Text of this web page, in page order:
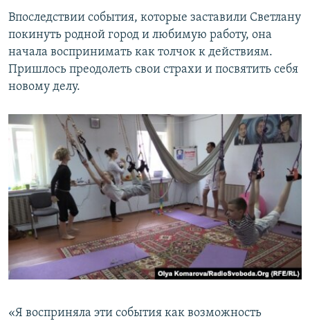
Впоследствии события, которые заставили Светлану
покинуть родной город и любимую работу, она
начала воспринимать как толчок к действиям.
Пришлось преодолеть свои страхи и посвятить себя
новому делу.
«Я восприняла эти события как возможность